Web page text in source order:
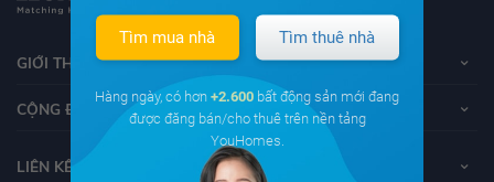
GIỚI THIỆU VỀ YOUHOMES
CỘNG ĐỒNG YOUHOMERS
LIÊN KẾT
Tìm mua nhà Tìm thuê nhà
Hàng ngày, có hơn +2.600 bất động sản mới đang
được đăng bán/cho thuê trên nền tảng
YouHomes.